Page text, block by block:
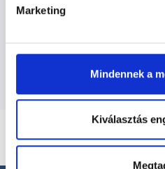
Marketing
Mindennek a
Kiválasztás
SZAKTERÜLETEK
Szolgáltatások